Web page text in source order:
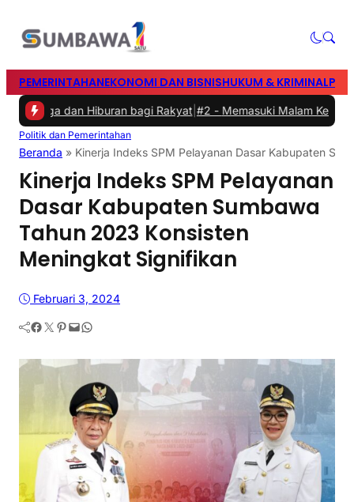
PEMERINTAHANEKONOMI DAN BISNISHUKUM & KRIMINAL
dan Hiburan bagi Rakyat |#2 -Memasuki Malam Kedua yang
Politik dan Pemerintahan
Beranda » Kinerja Indeks SPM Pelayanan Dasar Kabupaten
Kinerja Indeks SPM Pelayanan
Dasar Kabupaten Sumbawa
Tahun 2023 Konsisten
Meningkat Signifikan
Februari 3, 2024
Facebook Twitter Pinterest Mail WhatsApp